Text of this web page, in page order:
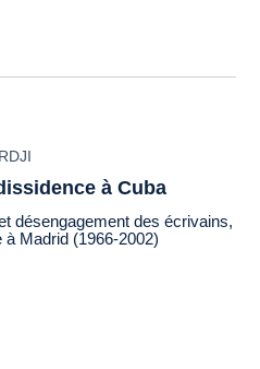
à Cuba
désengagement des écrivains,
à Madrid (1966-2002)